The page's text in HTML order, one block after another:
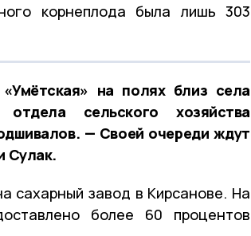
корнеплода была лишь 303
на полях близ села
сельского хозяйства
— Своей очереди ждут
Сулак.
сахарный завод в Кирсанове. На
более 60 процентов